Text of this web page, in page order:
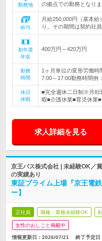
勤務地
の拠点での勤務となり
給与
月給250,000円（基本
り。その期間は契約社
初年度
年収
400万円～420万円
勤務
時間
1ヶ月単位の変形労働時
7:00～17:00勤務時間例
休日
休暇
■完全週休二日制※月8
暇■介護休業■育児休業
求人詳細を見る
京王バス株式会社 | 未経験OK／
の実績あり
東証プライム上場『京王電
ー】
正社員 職種・業種未経験OK
女性のおしごと掲載中
情報更新日：2026/07/21 終了予定日